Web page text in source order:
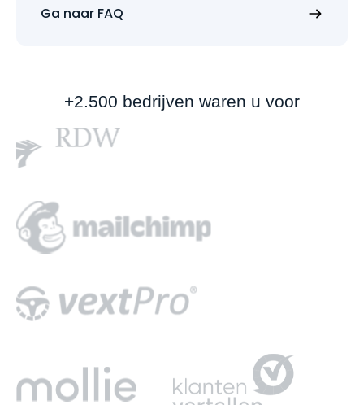
Ga naar FAQ
+2.500 bedrijven waren u voor